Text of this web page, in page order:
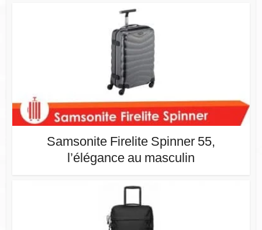
Samsonite Firelite Spinner 55,
l’élégance au masculin